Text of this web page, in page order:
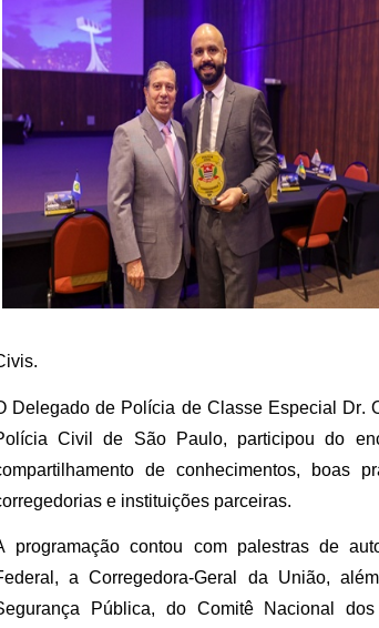
Delegado de Polícia de Classe Especial Dr.
Civil de São Paulo, participou do
de conhecimentos, boas
e instituições parceiras.
programação contou com palestras de
a Corregedora-Geral da União,
Pública, do Comitê Nacional